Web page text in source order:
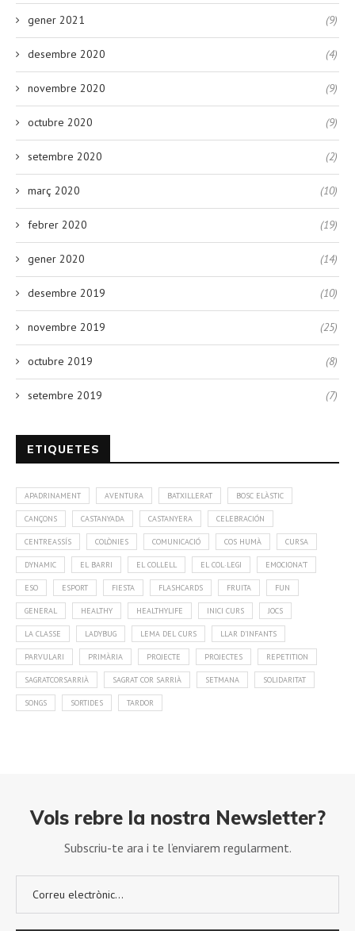
gener 2021 (9)
desembre 2020 (4)
novembre 2020 (9)
octubre 2020 (9)
setembre 2020 (2)
març 2020 (10)
febrer 2020 (19)
gener 2020 (14)
desembre 2019 (10)
novembre 2019 (25)
octubre 2019 (8)
setembre 2019 (7)
ETIQUETES
APADRINAMENT AVENTURA BATXILLERAT BOSC ELÀSTIC
CANÇONS CASTANYADA CASTANYERA CELEBRACIÓN
CENTREASSÍS COLÒNIES COMUNICACIÓ COS HUMÀ CURSA
DYNAMIC EL BARRI EL COLLELL EL COL·LEGI EMOCIONA'T
ESO ESPORT FIESTA FLASHCARDS FRUITA FUN
GENERAL HEALTHY HEALTHYLIFE INICI CURS JOCS
LA CLASSE LADYBUG LEMA DEL CURS LLAR D'INFANTS
PARVULARI PRIMÀRIA PROJECTE PROJECTES REPETITION
SAGRATCORSARRIÀ SAGRAT COR SARRIÀ SETMANA SOLIDARITAT
SONGS SORTIDES TARDOR
Vols rebre la nostra Newsletter?
Subscriu-te ara i te l’enviarem regularment.